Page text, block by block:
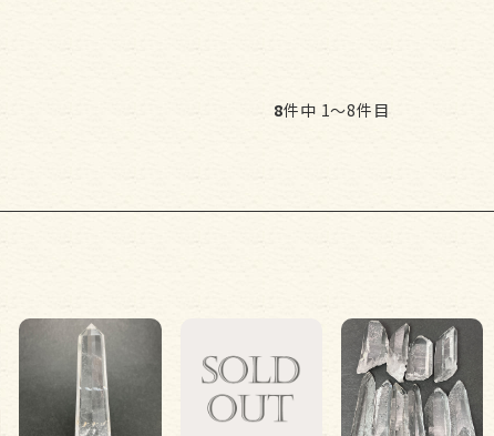
8件中 1〜8件目